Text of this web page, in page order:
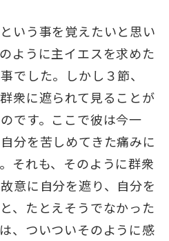
いう事を覚えたいと思い
ように主イエスを求めた
でした。しかし３節、
衆に遮られて見ることが
です。ここで彼は今一
分を苦しめてきた痛みに
それも、そのように群衆
意に自分を遮り、自分を
、たとえそうでなかった
、ついついそのように感